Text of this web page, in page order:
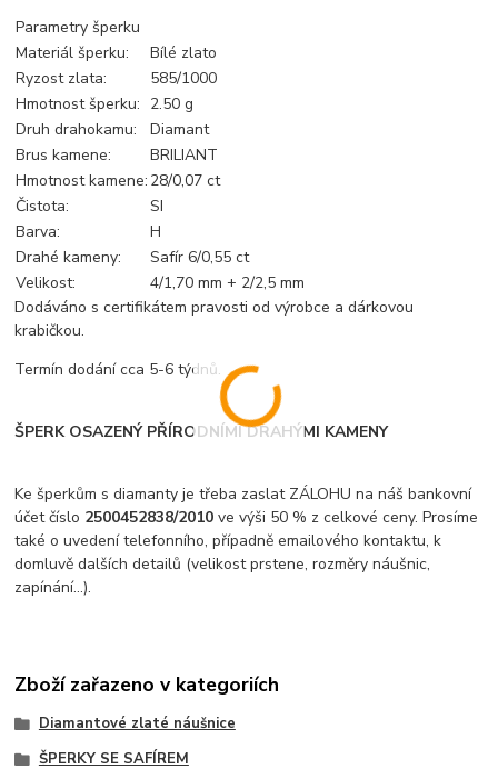
Parametry šperku
Materiál šperku:
Bílé zlato
Ryzost zlata:
585/1000
Hmotnost šperku: 2.50 g
Druh drahokamu:
Diamant
Brus kamene:
BRILIANT
Hmotnost kamene: 28/0,07 ct
Čistota:
SI
Barva:
H
Drahé kameny:
Safír 6/0,55 ct
Velikost:
4/1,70 mm + 2/2,5 mm
Dodáváno s certifikátem pravosti od výrobce a dárkovou
krabičkou.
Termín dodání cca 5-6 týdnů.
ŠPERK OSAZENÝ PŘÍRODNÍMI DRAHÝMI KAMENY
Ke šperkům s diamanty je třeba zaslat ZÁLOHU na náš bankovní
účet číslo 2500452838/2010 ve výši 50 % z celkové ceny. Prosíme
také o uvedení telefonního, případně emailového kontaktu, k
domluvě dalších detailů (velikost prstene, rozměry náušnic,
zapínání...).
Zboží zařazeno v kategoriích
Diamantové zlaté náušnice
ŠPERKY SE SAFÍREM